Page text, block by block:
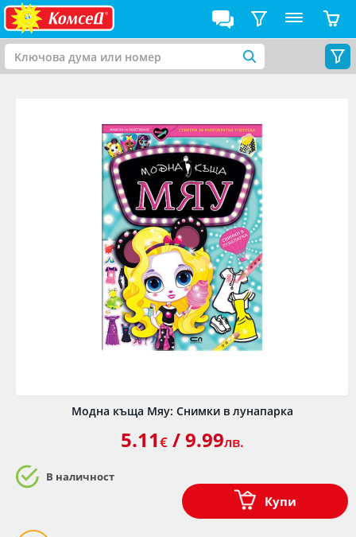
Модна къща Мяу: Снимки в лунапарка
5.11€/ 9.99лв.
В наличност
Купи